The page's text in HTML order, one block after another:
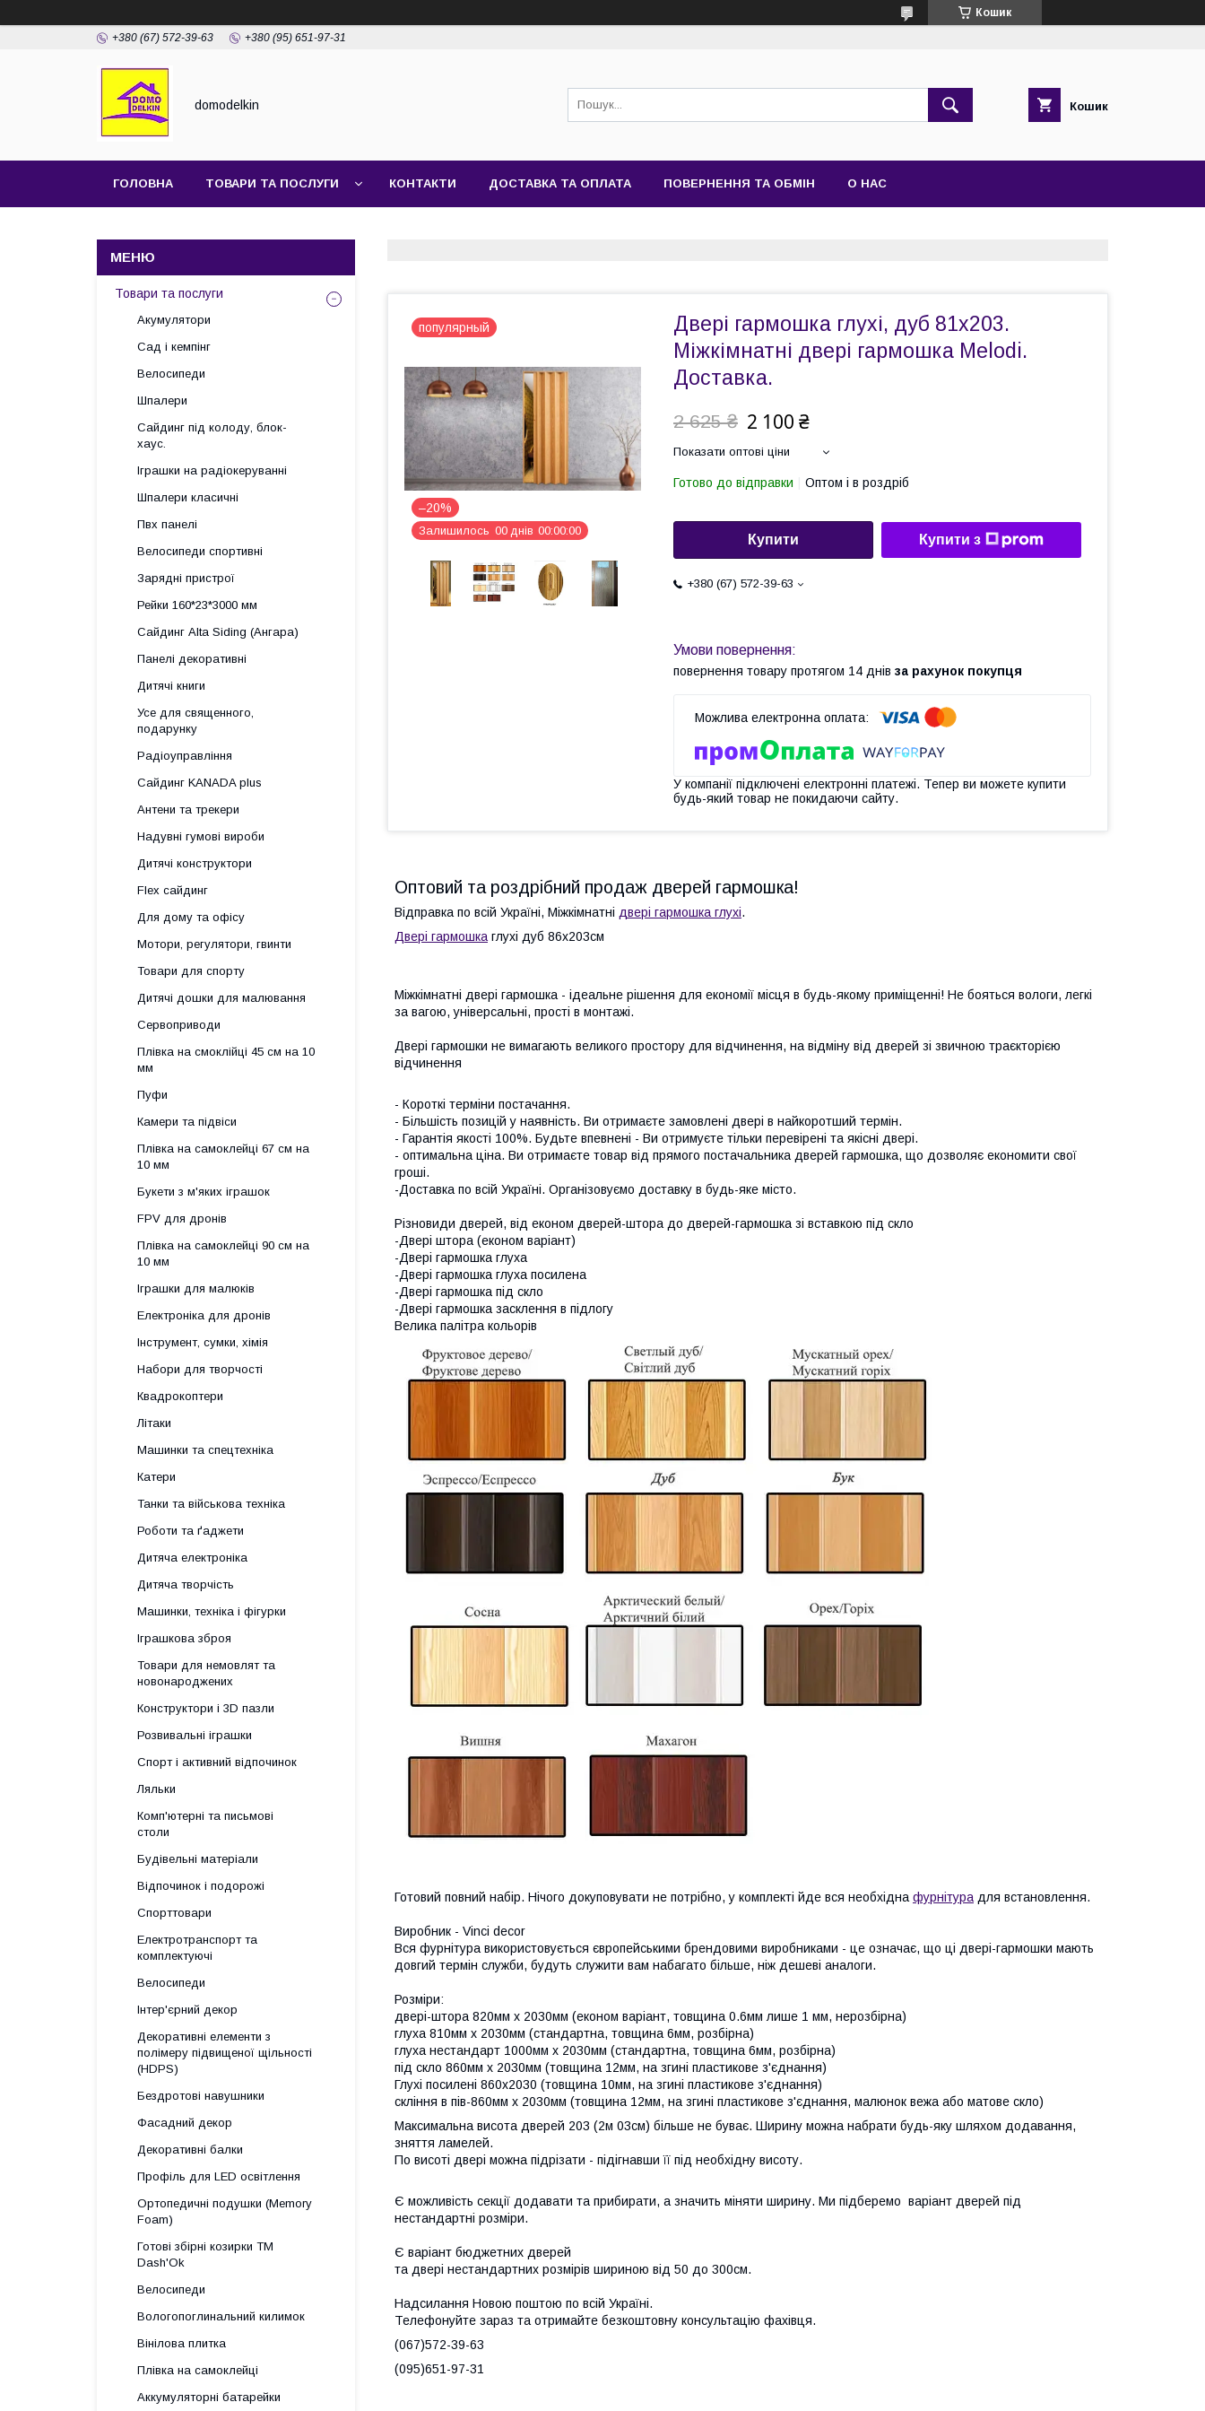
Кошик
+380 (67) 572-39-63 +380 (95) 651-97-31
domodelkin Кошик
ГОЛОВНА ТОВАРИ ТА ПОСЛУГИ КОНТАКТИ ДОСТАВКА ТА ОПЛАТА ПОВЕРНЕННЯ ТА ОБМІН О НАС
популярный
–20%
Залишилось 00 днів 00 00 00
Двері гармошка глухі, дуб 81х203.
Міжкімнатні двері гармошка Melodi.
Доставка.
2 625 ₴ 2 100 ₴
Показати оптові ціни
Готово до відправки Оптом і в роздріб
Купити Купити з
+380 (67) 572-39-63
повернення товару протягом 14 днів за рахунок покупця
У компанії підключені електронні платежі. Тепер ви можете купити
будь-який товар не покидаючи сайту.
Оптовий та роздрібний продаж дверей гармошка!
Відправка по всій Україні, Міжкімнатні двері гармошка глухі.
Двері гармошка глухі дуб 86х203см
Міжкімнатні двері гармошка - ідеальне рішення для економії місця в будь-якому приміщенні! Не бояться вологи, легкі
за вагою, універсальні, прості в монтажі.
Двері гармошки не вимагають великого простору для відчинення, на відміну від дверей зі звичною траєкторією
відчинення
- Короткі терміни постачання.
- Більшість позицій у наявність. Ви отримаєте замовлені двері в найкоротший термін.
- Гарантія якості 100%. Будьте впевнені - Ви отримуєте тільки перевірені та якісні двері.
- оптимальна ціна. Ви отримаєте товар від прямого постачальника дверей гармошка, що дозволяє економити свої
гроші.
-Доставка по всій Україні. Організовуємо доставку в будь-яке місто.
Різновиди дверей, від економ дверей-штора до дверей-гармошка зі вставкою під скло
-Двері штора (економ варіант)
-Двері гармошка глуха
-Двері гармошка глуха посилена
-Двері гармошка під скло
-Двері гармошка засклення в підлогу
Велика палітра кольорів
Готовий повний набір. Нічого докуповувати не потрібно, у комплекті йде вся необхідна фурнітура для встановлення.
Виробник - Vinci decor
Вся фурнітура використовується європейськими брендовими виробниками - це означає, що ці двері-гармошки мають
довгий термін служби, будуть служити вам набагато більше, ніж дешеві аналоги.
Розміри:
двері-штора 820мм х 2030мм (економ варіант, товщина 0.6мм лише 1 мм, нерозбірна)
глуха 810мм х 2030мм (стандартна, товщина 6мм, розбірна)
глуха нестандарт 1000мм х 2030мм (стандартна, товщина 6мм, розбірна)
під скло 860мм х 2030мм (товщина 12мм, на згині пластикове з'єднання)
Глухі посилені 860х2030 (товщина 10мм, на згині пластикове з'єднання)
скління в пів-860мм х 2030мм (товщина 12мм, на згині пластикове з'єднання, малюнок вежа або матове скло)
Максимальна висота дверей 203 (2м 03см) більше не буває. Ширину можна набрати будь-яку шляхом додавання,
зняття ламелей.
По висоті двері можна підрізати - підігнавши її під необхідну висоту.
Є можливість секції додавати та прибирати, а значить міняти ширину. Ми підберемо варіант дверей під
нестандартні розміри.
Є варіант бюджетних дверей
та двері нестандартних розмірів шириною від 50 до 300см.
Надсилання Новою поштою по всій Україні.
Телефонуйте зараз та отримайте безкоштовну консультацію фахівця.
(067)572-39-63
(095)651-97-31
Товари та послуги
Акумулятори
Сад і кемпінг
Велосипеди
Шпалери
Сайдинг під колоду, блок-
хаус.
Іграшки на радіокеруванні
Шпалери класичні
Пвх панелі
Велосипеди спортивні
Зарядні пристрої
Рейки 160*23*3000 мм
Сайдинг Alta Siding (Ангара)
Панелі декоративні
Дитячі книги
Усе для священного,
подарунку
Радіоуправління
Сайдинг KANADA plus
Антени та трекери
Надувні гумові вироби
Дитячі конструктори
Flex сайдинг
Для дому та офісу
Мотори, регулятори, гвинти
Товари для спорту
Дитячі дошки для малювання
Сервоприводи
Плівка на смоклійці 45 см на 10
мм
Пуфи
Камери та підвіси
Плівка на самоклейці 67 см на
10 мм
Букети з м'яких іграшок
FPV для дронів
Плівка на самоклейці 90 см на
10 мм
Іграшки для малюків
Електроніка для дронів
Інструмент, сумки, хімія
Набори для творчості
Квадрокоптери
Літаки
Машинки та спецтехніка
Катери
Танки та військова техніка
Роботи та ґаджети
Дитяча електроніка
Дитяча творчість
Машинки, техніка і фігурки
Іграшкова зброя
Товари для немовлят та
новонароджених
Конструктори і 3D пазли
Розвивальні іграшки
Спорт і активний відпочинок
Ляльки
Комп'ютерні та письмові
столи
Будівельні матеріали
Відпочинок і подорожі
Спорттовари
Електротранспорт та
комплектуючі
Велосипеди
Інтер'єрний декор
Декоративні елементи з
полімеру підвищеної щільності
(HDPS)
Бездротові навушники
Фасадний декор
Декоративні балки
Профіль для LED освітлення
Ортопедичні подушки (Memory
Foam)
Готові збірні козирки ТМ
Dash'Ok
Велосипеди
Вологопоглинальний килимок
Вінілова плитка
Плівка на самоклейці
Аккумуляторні батарейки